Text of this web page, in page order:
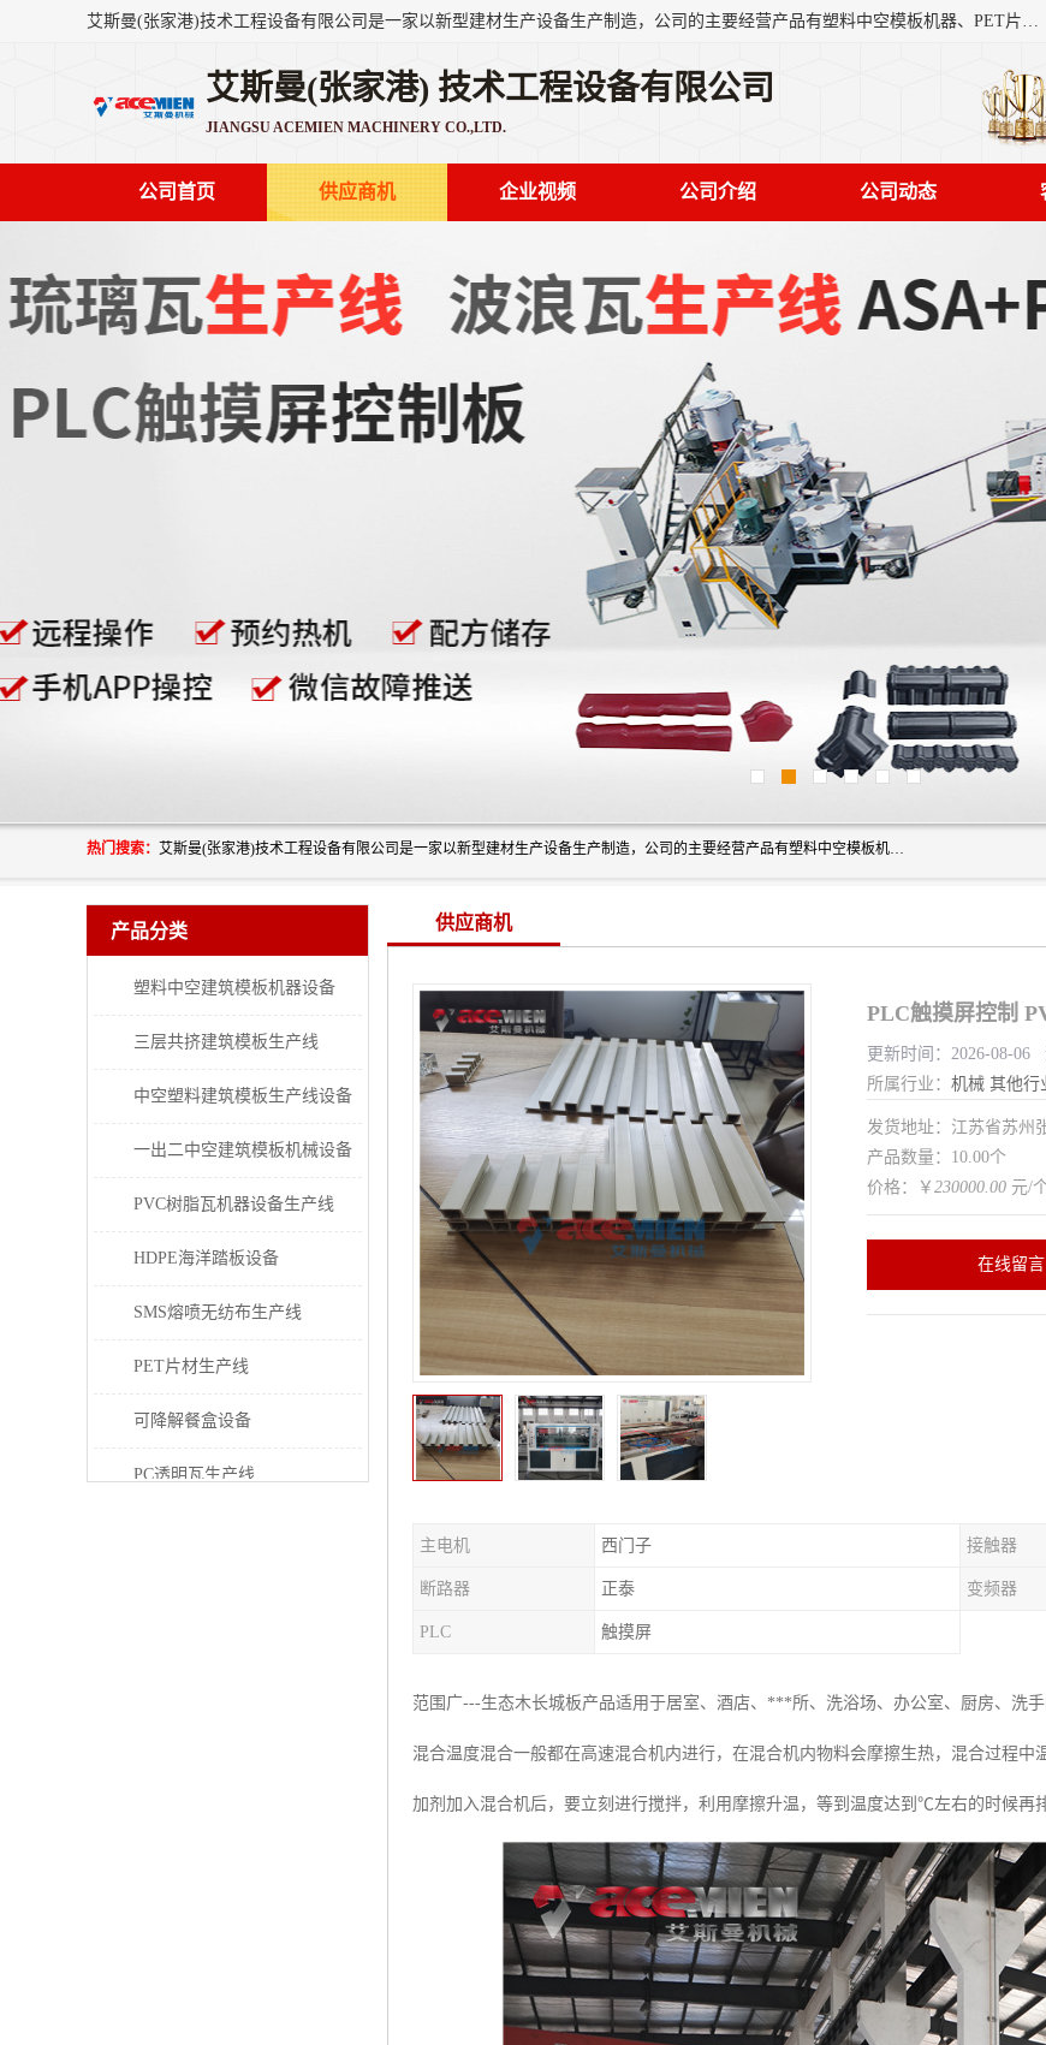
艾斯曼(张家港)技术工程设备有限公司是一家以新型建材生产设备生产制造，公司的主要经营产品有塑料中空模板机器、PET片材设备、可降解餐盒设备、树脂瓦设备、管材生产线、琉璃瓦设备等，艾斯曼机械在国内及国外享有较高盛誉拥有众多长期合作的老客户。
艾斯曼(张家港) 技术工程设备有限公司
JIANGSU ACEMIEN MACHINERY CO.,LTD.
公司首页 供应商机 企业视频 公司介绍 公司动态
热门搜索： 艾斯曼(张家港)技术工程设备有限公司是一家以新型建材生产设备生产制造，公司的主要经营产品有塑料中空模板机器、PET片材设备、可降解餐盒设备、树脂瓦设备、管材生产线、琉璃瓦设备等，艾斯曼机械在国内及国外享有较高盛誉拥有众多长期合作的老客户。
产品分类
塑料中空建筑模板机器设备
三层共挤建筑模板生产线
中空塑料建筑模板生产线设备
一出二中空建筑模板机械设备
PVC树脂瓦机器设备生产线
HDPE海洋踏板设备
SMS熔喷无纺布生产线
PET片材生产线
可降解餐盒设备
PC透明瓦生产线
供应商机
PLC触摸屏控制
更新时间：2026-08-06
所属行业： 机械 其他行
发货地址：江苏省苏州
产品数量：10.00个
价格：￥ 230000.00 元/
在线留言
主电机 西门子 接触器
断路器 正泰 变频器
PLC 触摸屏
范围广---生态木长城板产品适用于居室、酒店、***所、洗浴场、办公室、厨房、洗
混合温度混合一般都在高速混合机内进行，在混合机内物料会摩擦生热，混合过程
加剂加入混合机后，要立刻进行搅拌，利用摩擦升温，等到温度达到℃左右的时候再